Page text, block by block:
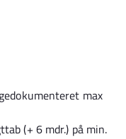
max
(+ 6 mdr.) på min.